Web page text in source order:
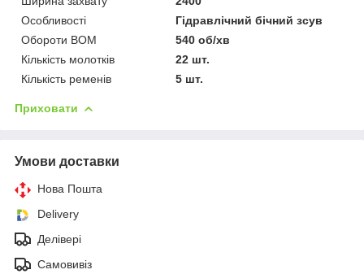
Особливості
Гідравлічний бічний зсув
Обороти ВОМ
540 об/хв
Кількість молотків
22 шт.
Кількість ременів
5 шт.
Приховати
Умови доставки
Нова Пошта
Delivery
Делівері
Самовивіз